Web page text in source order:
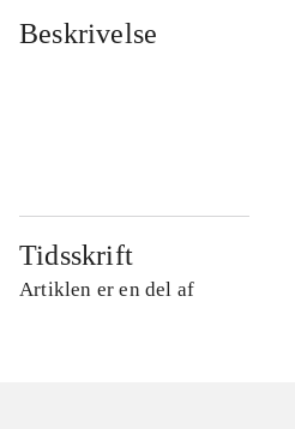
Beskrivelse
Tidsskrift
Artiklen er en del af